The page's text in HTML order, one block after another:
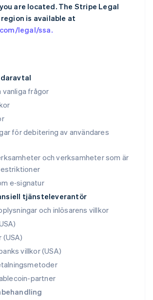
frågor
för debitering av användares
och verksamheter som är
e‑signatur
tjänsteleverantör
och inlösarens villkor
(USA)
villkor (USA)
partner
are located. The Stripe Legal
is available at
legal/ssa.
文
ItalianoEnglish
文